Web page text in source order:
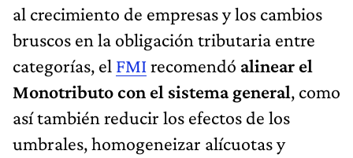
al crecimiento de empresas y los cambios
bruscos en la obligación tributaria entre
categorías, el FMIrecomendó alinear el
Monotributo con el sistema general, como
así también reducir los efectos de los
umbrales, homogeneizar alícuotas y